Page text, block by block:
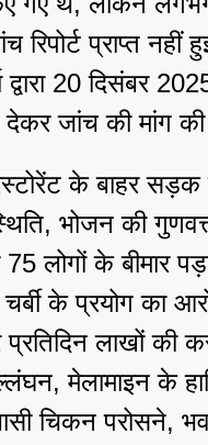
रिपोर्ट प्राप्त नहीं
द्वारा 20 दिसंबर
देकर जांच की मांग
के बाहर सड़क
भोजन की
75 लोगों के बीमार
के प्रयोग का
लाखों की
मेलामाइन के
चिकन परोसने,